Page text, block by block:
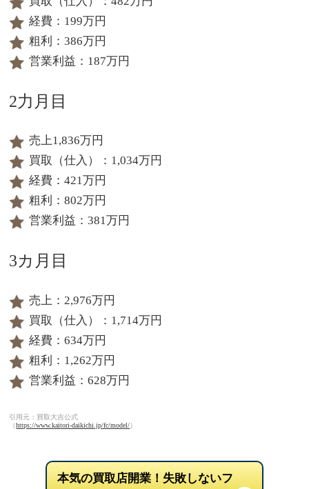
経費：199万円
粗利：386万円
営業利益：187万円
2力月目
売上1,836万円
買取（仕入）：1,034万円
経費：421万円
粗利：802万円
営業利益：381万円
3カ月目
売上：2,976万円
買取（仕入）：1,714万円
経費：634万円
粗利：1,262万円
営業利益：628万円
引用元：買取大吉公式
（https://www.kaitori-daikichi.jp/fc/model/）
本気の買取店開業！失敗しないフ